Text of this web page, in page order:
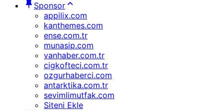
Sponsor
appilix.com
kanthemes.com
ense.com.tr
munasip.com
vanhaber.com.tr
cigkofteci.com.tr
ozgurhaberci.com
antarktika.com.tr
sevimlimutfak.com
Siteni Ekle